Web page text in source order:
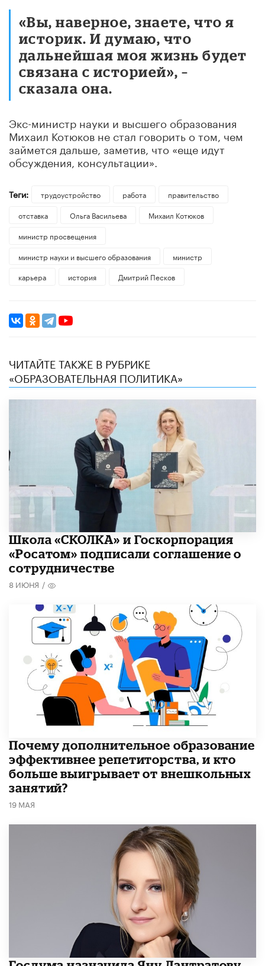
«Вы, наверное, знаете, что я
историк. И думаю, что
дальнейшая моя жизнь будет
связана с историей», –
сказала она.
Экс-министр науки и высшего образования
Михаил Котюков не стал говорить о том, чем
займется дальше, заметив, что «еще идут
обсуждения, консультации».
Теги: трудоустройство работа
правительство
отставка
Ольга Васильева
Михаил Котюков
министр просвещения
министр науки и высшего образования
министр
карьера
история Дмитрий Песков
ЧИТАЙТЕ ТАКЖЕ В РУБРИКЕ
«ОБРАЗОВАТЕЛЬНАЯ ПОЛИТИКА»
Школа «СКОЛКА» и Госкорпорация
«Росатом» подписали соглашение о
сотрудничестве
8 ИЮНЯ /
​Почему дополнительное образование
эффективнее репетиторства, и кто
больше выигрывает от внешкольных
занятий?
19 МАЯ